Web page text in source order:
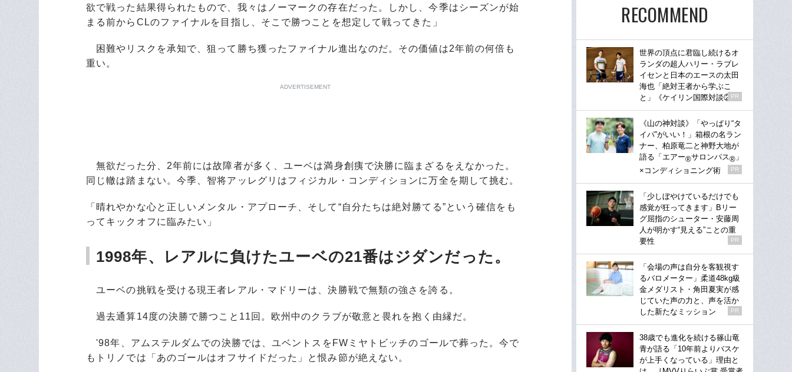
欲で戦った結果得られたもので、我々はノーマークの存在だった。しかし、今季はシーズンが始
まる前からCLのファイナルを目指し、そこで勝つことを想定して戦ってきた」
困難やリスクを承知で、狙って勝ち獲ったファイナル進出なのだ。その価値は2年前の何倍も
重い。
ADVERTISEMENT
無欲だった分、2年前には故障者が多く、ユーベは満身創痍で決勝に臨まざるをえなかった。
同じ轍は踏まない。今季、智将アッレグリはフィジカル・コンディションに万全を期して挑む。
「晴れやかな心と正しいメンタル・アプローチ、そして“自分たちは絶対勝てる”という確信をも
ってキックオフに臨みたい」
1998年、レアルに負けたユーベの21番はジダンだった。
ユーベの挑戦を受ける現王者レアル・マドリーは、決勝戦で無類の強さを誇る。
過去通算14度の決勝で勝つこと11回。欧州中のクラブが敬意と畏れを抱く由縁だ。
'98年、アムステルダムでの決勝では、ユベントスをFWミヤトビッチのゴールで葬った。今で
もトリノでは「あのゴールはオフサイドだった」と恨み節が絶えない。
RECOMMEND
世界の頂点に君臨し続けるオ
ランダの超人ハリー・ラブレ
イセンと日本のエースの太田
海也「絶対王者から学ぶこ
と」《ケイリン国際対談②》
PR
《山の神対談》「やっぱり“タ
イパ”がいい！」箱根の名ラン
ナー、柏原竜二と神野大地が
語る「エアー®サロンパス® 」
×コンディショニング術
PR
「少しぼやけているだけでも
感覚が狂ってきます」Bリー
グ屈指のシューター・安藤周
人が明かす“見える”ことの重
要性
PR
「会場の声は自分を客観視す
るバロメーター」柔道48kg級
金メダリスト・角田夏実が感
じていた声の力と、声を活か
した新たなミッション
PR
38歳でも進化を続ける篠山竜
青が語る「10年前よりバスケ
が上手くなっている」理由と